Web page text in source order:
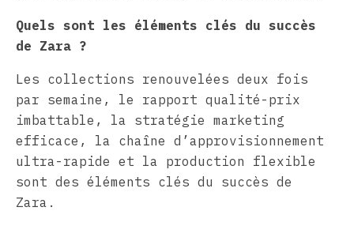
Quels sont les éléments clés du succès
de Zara ?
Les collections renouvelées deux fois
par semaine, le rapport qualité-prix
imbattable, la stratégie marketing
efficace, la chaîne d’approvisionnement
ultra-rapide et la production flexible
sont des éléments clés du succès de
Zara.